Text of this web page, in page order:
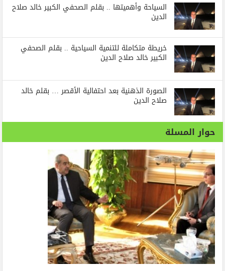
السياحة وأهميتها .. بقلم الصحفي الكبير خالد صلاح
الدين
خريطة متكاملة للتنمية السياحية .. بقلم الصحفي
الكبير خالد صلاح الدين
الصورة الذهنية بعد احتفالية الأقصر … بقلم خالد
صلاح الدين
حوار المسلة